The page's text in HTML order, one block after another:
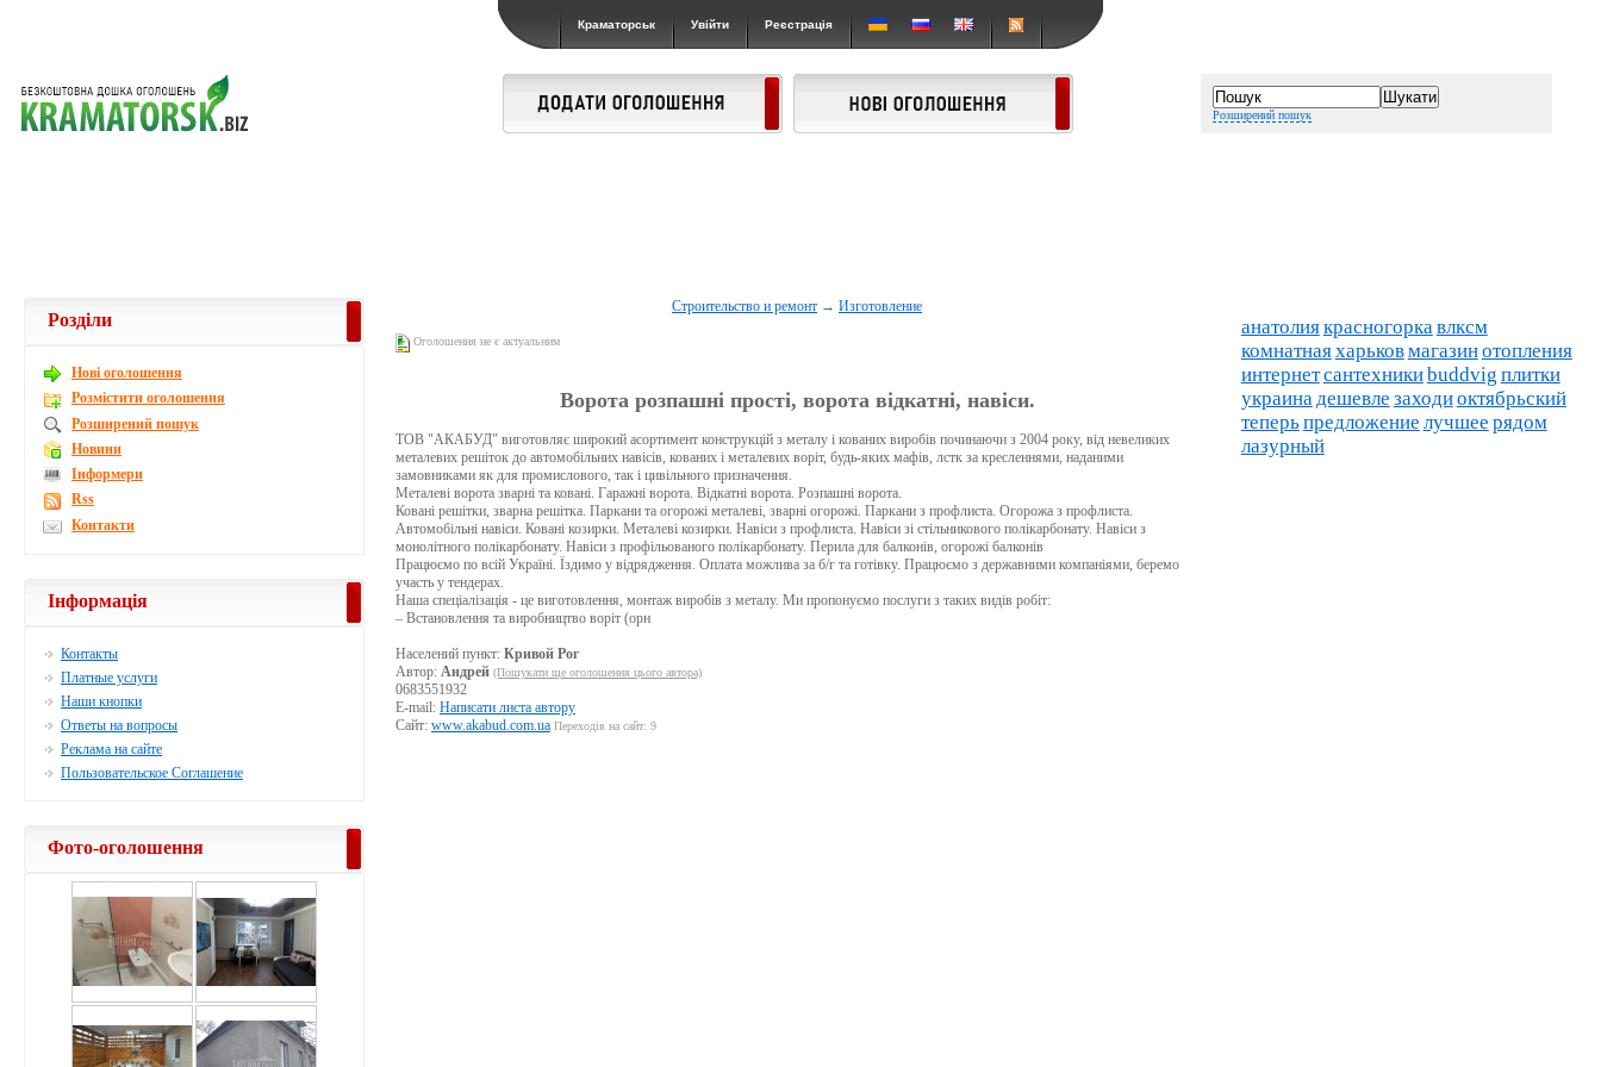
Краматорськ Увійти Реєстрація
Розширений пошук
Строительство и ремонт →Изготовление
Оголошення не є актуальним
Ворота розпашні прості, ворота відкатні, навіси.
ТОВ "АКАБУД" виготовляє широкий асортимент конструкцій з металу і кованих виробів починаючи з 2004 року, від невеликих
металевих решіток до автомобільних навісів, кованих і металевих воріт, будь-яких мафів, лстк за кресленнями, наданими
замовниками як для промислового, так і цивільного призначення.
Металеві ворота зварні та ковані. Гаражні ворота. Відкатні ворота. Розпашні ворота.
Ковані решітки, зварна решітка. Паркани та огорожі металеві, зварні огорожі. Паркани з профлиста. Огорожа з профлиста.
Автомобільні навіси. Ковані козирки. Металеві козирки. Навіси з профлиста. Навіси зі стільникового полікарбонату. Навіси з
монолітного полікарбонату. Навіси з профільованого полікарбонату. Перила для балконів, огорожі балконів
Працюємо по всій Україні. Їздимо у відрядження. Оплата можлива за б/г та готівку. Працюємо з державними компаніями, беремо
участь у тендерах.
Наша спеціалізація - це виготовлення, монтаж виробів з металу. Ми пропонуємо послуги з таких видів робіт:
– Встановлення та виробництво воріт (орн
Населений пункт: Кривой Рог
Автор: Андрей (Пошукати ще оголошення цього автора)
0683551932
E-mail: Написати листа автору
Сайт: www.akabud.com.ua Переходів на сайт: 9
Розділи
Новi оголошення
Розмістити оголошення
Розширений пошук
Новини
Інформери
Rss
Контакти
Інформація
Контакты
Платные услуги
Наши кнопки
Ответы на вопросы
Реклама на сайте
Пользовательское Соглашение
Фото-оголошення
анатолиякрасногоркавлксм
комнатнаяхарьковмагазинотопления
интернетсантехникиbuddvig плитки
украинадешевле заходиоктябрьский
теперьпредложение лучшее рядом
лазурный